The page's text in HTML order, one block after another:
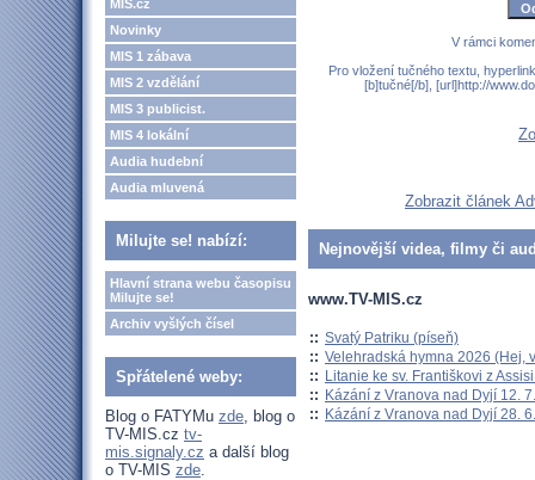
MIS.cz
Novinky
MIS 1 zábava
MIS 2 vzdělání
MIS 3 publicist.
MIS 4 lokální
Audia hudební
Audia mluvená
Milujte se! nabízí:
Hlavní strana webu časopisu
Milujte se!
Archiv vyšlých čísel
Spřátelené weby:
Blog o FATYMu zde, blog o
TV-MIS.cz tv-
mis.signaly.cz a další blog
o TV-MIS zde.
V rámci
Pro vložení tučného textu,
[b]tučné[/b], [url]http://
Zobrazit článek
Nejnovější videa, filmy či
www.TV-MIS.cz
:: Svatý Patriku (píseň)
:: Velehradská hymna 2026 (Hej,
:: Litanie ke sv. Františkovi z
:: Kázání z Vranova nad Dyjí 12.
:: Kázání z Vranova nad Dyjí 28.